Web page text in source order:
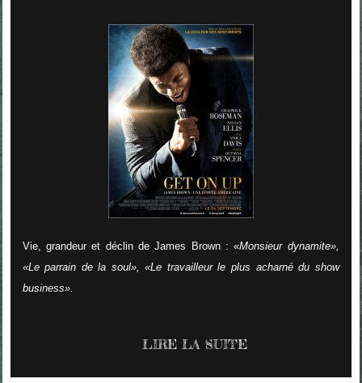
Vie, grandeur et déclin de James Brown : «Monsieur dynamite»,
«Le parrain de la soul», «Le travailleur le plus acharné du show
business».
LIRE LA SUITE